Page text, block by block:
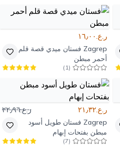
ر.ع.١٦٫٠٠
Zagrep فستان ميدي قصة قلم
أحمر مبطن
(
1
)
ر.ع.٢١٫٣٢ ر.ع.٢٢٫٩٦
Zagrep فستان طويل أسود
مبطن بفتحات إبهام
(
7
)